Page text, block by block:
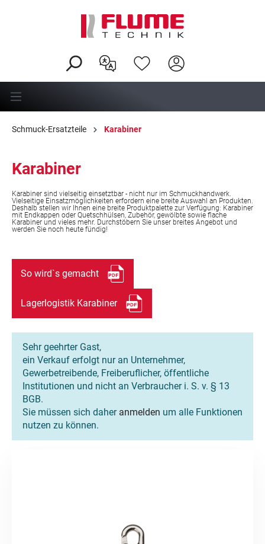
Schmuck-Ersatzteile Karabiner
Karabiner
Karabiner sind vielseitig einsetztbar - nicht nur im Schmuckhandwerk.
Vielseitige Einsatzmöglichkeiten erfordern eine breite Auswahl an Produkten.
Deshalb stellen wir Ihnen eine breite Produktpalette zur Verfügung: Karabiner
mit Endkappen oder Quetschhülsen, Zubehör, gewölbte sowie flache
Karabiner und vieles mehr. Durchstöbern Sie unser breites Angebot und
werden Sie noch heute fündig!
So wird`s gemacht
Lagerlogistik Karabiner
Sehr geehrter Gast,
ein Verkauf erfolgt nur an Unternehmer,
Gewerbetreibende, Freiberuflicher, öffentliche
Institutionen und nicht an Verbraucher i. S. v. § 13
BGB.
Sie müssen sich daher anmelden um alle Funktionen
nutzen zu können.